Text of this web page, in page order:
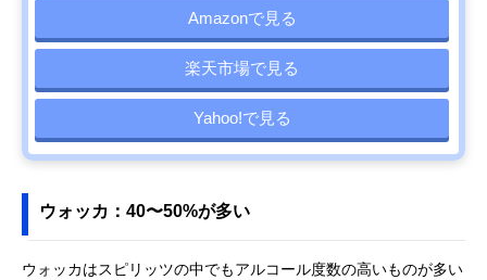
Amazonで見る
楽天市場で見る
Yahoo!で見る
ウォッカ：40〜50%が多い
ウォッカはスピリッツの中でもアルコール度数の高いものが多い